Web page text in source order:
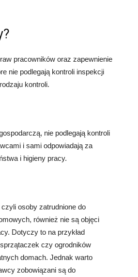
pracowników oraz zapewnienie
nie podlegają kontroli inspekcji
kontroli.
nie podlegają kontroli
i sami odpowiadają za
i higieny pracy.
osoby zatrudnione do
również nie są objęci
Dotyczy to na przykład
czy ogrodników
domach. Jednak warto
zobowiązani są do